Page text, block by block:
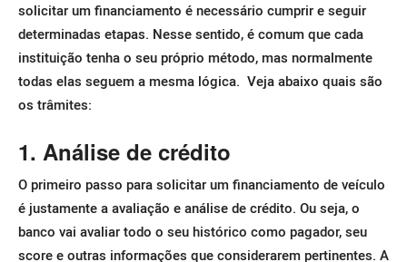
solicitar um financiamento é necessário cumprir e seguir
determinadas etapas. Nesse sentido, é comum que cada
instituição tenha o seu próprio método, mas normalmente
todas elas seguem a mesma lógica. Veja abaixo quais são
os trâmites:
1. Análise de crédito
O primeiro passo para solicitar um financiamento de veículo
é justamente a avaliação e análise de crédito. Ou seja, o
banco vai avaliar todo o seu histórico como pagador, seu
score e outras informações que considerarem pertinentes. A